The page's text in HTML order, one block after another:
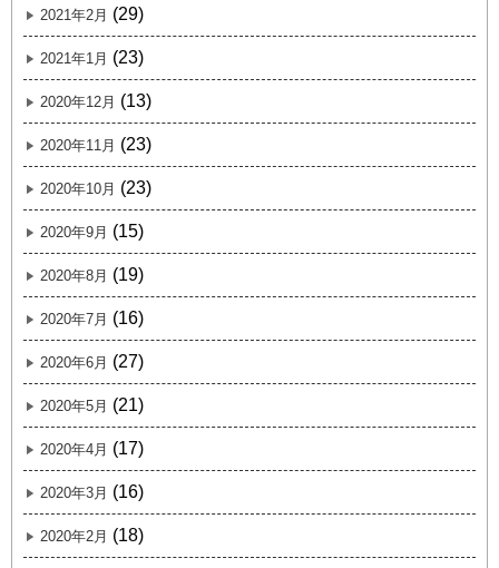
2021年2月 (29)
2021年1月 (23)
2020年12月 (13)
2020年11月 (23)
2020年10月 (23)
2020年9月 (15)
2020年8月 (19)
2020年7月 (16)
2020年6月 (27)
2020年5月 (21)
2020年4月 (17)
2020年3月 (16)
2020年2月 (18)